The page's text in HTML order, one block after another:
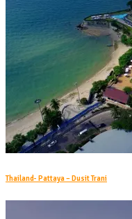
Thailand- Pattaya – Dusit Trani